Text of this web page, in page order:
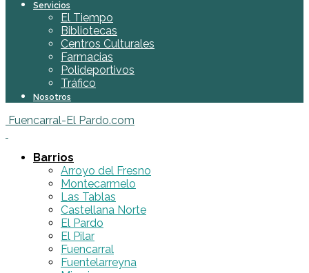
Servicios
El Tiempo
Bibliotecas
Centros Culturales
Farmacias
Polideportivos
Tráfico
Nosotros
Fuencarral-El Pardo.com
Barrios
Arroyo del Fresno
Montecarmelo
Las Tablas
Castellana Norte
El Pardo
El Pilar
Fuencarral
Fuentelarreyna